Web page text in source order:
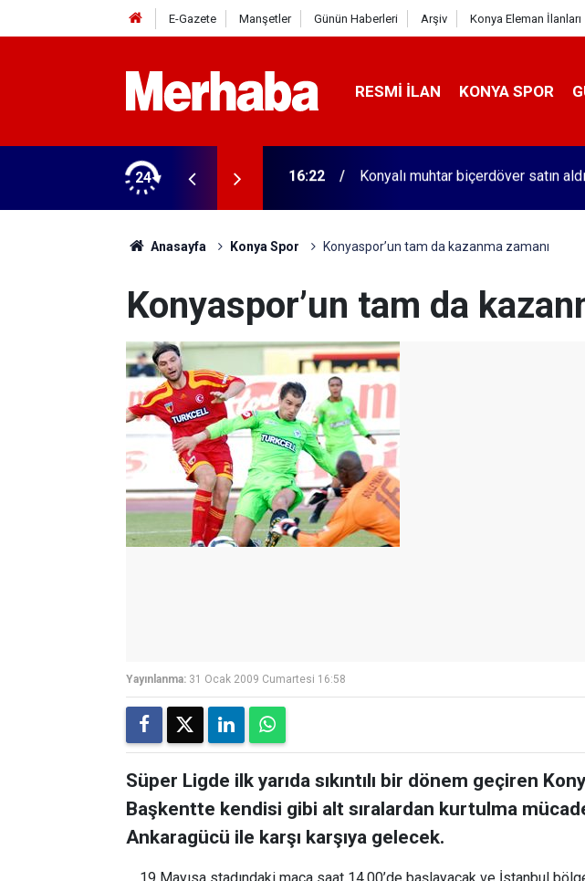
E-Gazete Manşetler Günün Haberleri Arşiv Konya Eleman İlanları
RESMI İLAN KONYA SPOR
24
313 beygir motoru var 16:04 Konyasporlu Kramer'den yıllar
Anasayfa Konya Spor Konyaspor’un tam da kazanma zamanı
Konyaspor’un tam da
Yayınlanma: 31 Ocak 2009 Cumartesi 16:58
Süper Ligde ilk yarıda sıkıntılı bir dönem geçiren
Başkentte kendisi gibi alt sıralardan kurtulma
Ankaragücü ile karşı karşıya gelecek.